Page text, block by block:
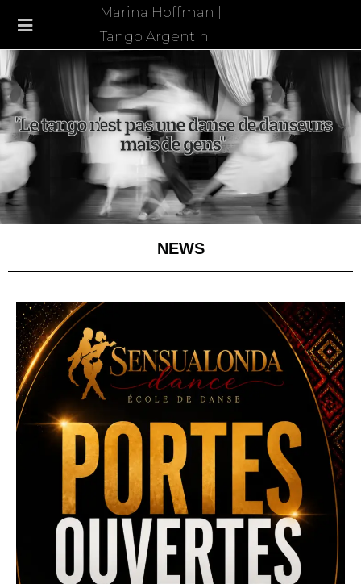
Marina Hoffman |
Tango Argentin
"Le tango n'est pas une danse de danseurs
mais de gens"
NEWS